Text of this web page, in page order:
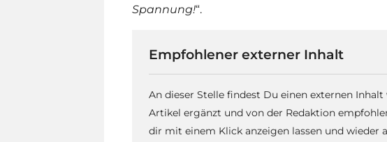
Spannung!“.
Empfohlener externer Inhalt
An dieser Stelle findest Du einen externen
Artikel ergänzt und von der Redaktion
dir mit einem Klick anzeigen lassen und wieder